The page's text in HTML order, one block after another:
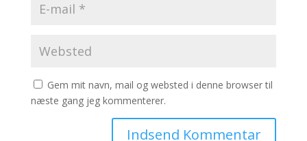
Gem mit navn, mail og websted i denne browser til
næste gang jeg kommenterer.